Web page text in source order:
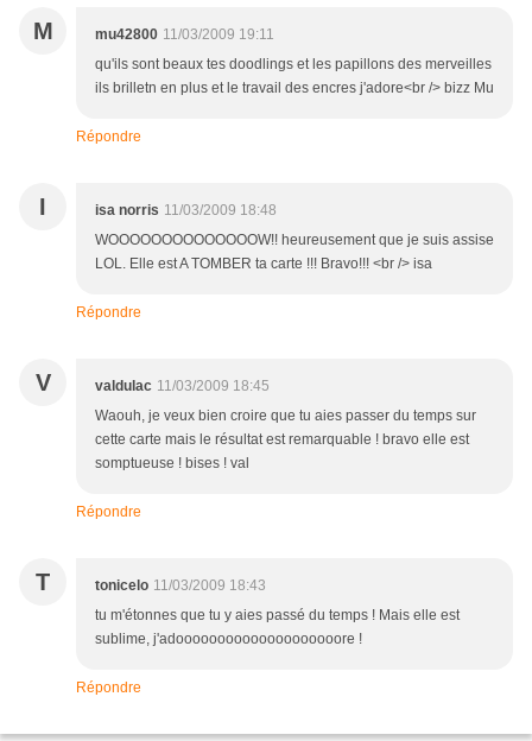
M mu42800 11/03/2009 19:11
qu'ils sont beaux tes doodlings et les papillons des merveilles
ils brilletn en plus et le travail des encres j'adore<br /> bizz Mu
Répondre
I isa norris 11/03/2009 18:48
WOOOOOOOOOOOOOOW!! heureusement que je suis assise
LOL. Elle est A TOMBER ta carte !!! Bravo!!! <br /> isa
Répondre
V valdulac 11/03/2009 18:45
Waouh, je veux bien croire que tu aies passer du temps sur
cette carte mais le résultat est remarquable ! bravo elle est
somptueuse ! bises ! val
Répondre
T tonicelo 11/03/2009 18:43
tu m'étonnes que tu y aies passé du temps ! Mais elle est
sublime, j'adoooooooooooooooooooore !
Répondre